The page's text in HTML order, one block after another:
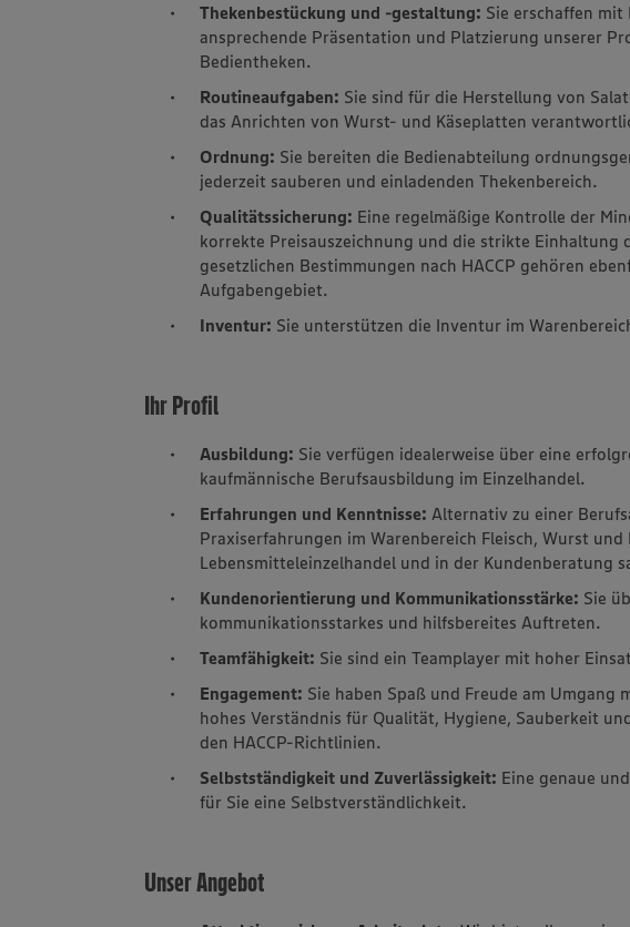
Thekenbestückung und -gestaltung: Sie erschaffen
ansprechende Präsentation und Platzierung unserer
Bedientheken.
Routineaufgaben: Sie sind für die Herstellung von
das Anrichten von Wurst- und Käseplatten
Ordnung: Sie bereiten die Bedienabteilung
jederzeit sauberen und einladenden Thekenbereich.
Qualitätssicherung: Eine regelmäßige Kontrolle der
korrekte Preisauszeichnung und die strikte Einhaltung
gesetzlichen Bestimmungen nach HACCP gehören
Aufgabengebiet.
Inventur: Sie unterstützen die Inventur im
Ihr Profil
Ausbildung: Sie verfügen idealerweise über eine
kaufmännische Berufsausbildung im Einzelhandel.
Erfahrungen und Kenntnisse:Alternativ zu einer
Praxiserfahrungen im Warenbereich Fleisch, Wurst und
Lebensmitteleinzelhandel und in der Kundenberatung
Kundenorientierung und Kommunikationsstärke: Sie
kommunikationsstarkes und hilfsbereites Auftreten.
Teamfähigkeit: Sie sind ein Teamplayer mit hoher
Engagement: Sie haben Spaß und Freude am Umgang
hohes Verständnis für Qualität, Hygiene, Sauberkeit
den HACCP-Richtlinien.
Selbstständigkeit und Zuverlässigkeit: Eine genaue
für Sie eine Selbstverständlichkeit.
Unser Angebot